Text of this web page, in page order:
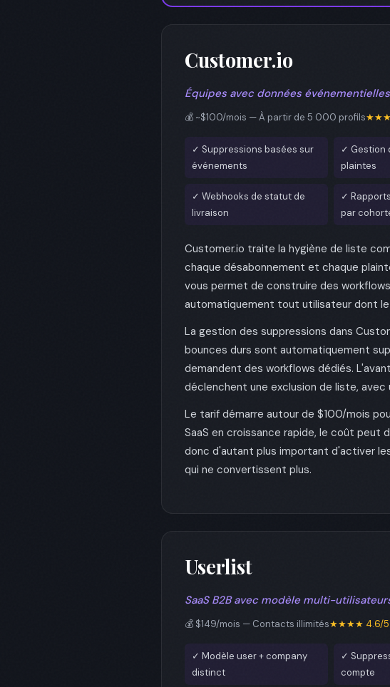
Customer.io
Équipes avec données
💰 ~$100/mois — À partir de 5 000 profils
✓ Suppressions basées sur
événements
✓ Gestion
plaintes
✓ Webhooks de statut de
livraison
✓
par
Customer.io traite la hygiène de liste
chaque désabonnement et chaque
vous permet de construire des
automatiquement tout utilisateur dont
La gestion des suppressions dans
bounces durs sont automatiquement
demandent des workflows dédiés.
déclenchent une exclusion de liste,
Le tarif démarre autour de $100/mois
SaaS en croissance rapide, le coût
donc d'autant plus important d'activer
qui ne convertissent plus.
Userlist
SaaS B2B avec modèle multi-
💰 $149/mois — Contacts illimités★★★★ 4.6/5
✓ Modèle user + company
distinct
✓
compte